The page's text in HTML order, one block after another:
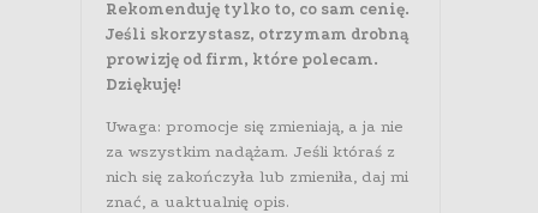
Rekomenduję tylko to, co sam cenię.
Jeśli skorzystasz, otrzymam drobną
prowizję od firm, które polecam.
Dziękuję!
Uwaga: promocje się zmieniają, a ja nie
za wszystkim nadążam. Jeśli któraś z
nich się zakończyła lub zmieniła, daj mi
znać, a uaktualnię opis.